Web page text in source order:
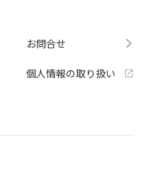
お問合せ
個人情報の取り扱い